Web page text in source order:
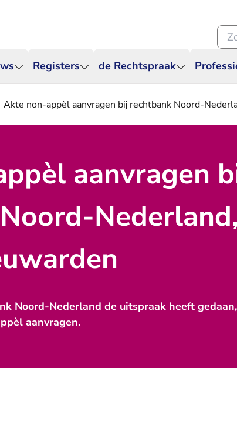
Registers de Rechtspraak
Akte non-appèl aanvragen bij rechtbank Noord-
aanvragen
Nederland,
Noord-Nederland de uitspraak heeft
aanvragen.